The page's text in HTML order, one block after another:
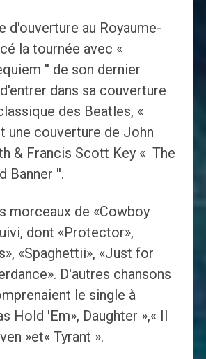
d'ouverture au Royaume-
la tournée avec «
'' de son dernier
dans sa couverture
des Beatles, «
une couverture de John
& Francis Scott Key « The
Banner ''.
morceaux de «Cowboy
dont «Protector»,
«Spaghettii», «Just for
D'autres chansons
le single à
Hold 'Em», Daughter »,« II
»et« Tyrant ».